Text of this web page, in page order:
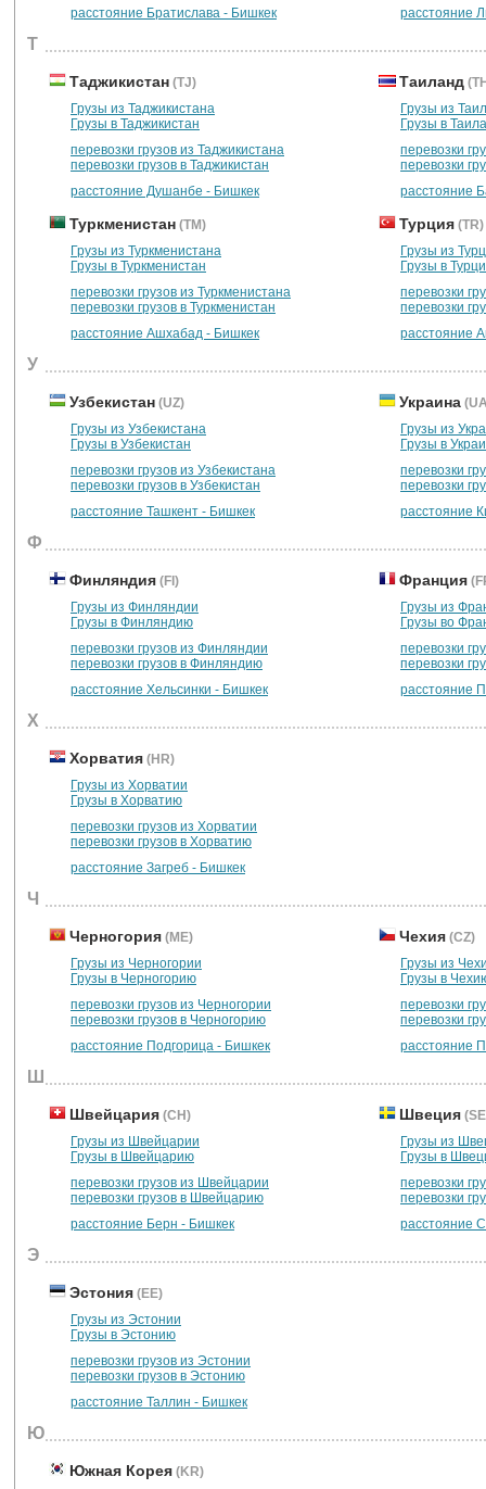
расстояние Братислава - Бишкек
расстояние
Т
Таджикистан (TJ)
Грузы из Таджикистана
Грузы в Таджикистан
перевозки грузов из Таджикистана
перевозки грузов в Таджикистан
расстояние Душанбе - Бишкек
Таиланд
Грузы из
Грузы в
перевозки
перевозки
расстояние
Туркменистан (TM)
Грузы из Туркменистана
Грузы в Туркменистан
перевозки грузов из Туркменистана
перевозки грузов в Туркменистан
расстояние Ашхабад - Бишкек
Турция (TR)
Грузы из
Грузы в
перевозки
перевозки
расстояние
У
Узбекистан (UZ)
Грузы из Узбекистана
Грузы в Узбекистан
перевозки грузов из Узбекистана
перевозки грузов в Узбекистан
расстояние Ташкент - Бишкек
Украина
Грузы из
Грузы в
перевозки
перевозки
расстояние
Ф
Финляндия (FI)
Грузы из Финляндии
Грузы в Финляндию
перевозки грузов из Финляндии
перевозки грузов в Финляндию
расстояние Хельсинки - Бишкек
Франция
Грузы из
Грузы во
перевозки
перевозки
расстояние
Х
Хорватия (HR)
Грузы из Хорватии
Грузы в Хорватию
перевозки грузов из Хорватии
перевозки грузов в Хорватию
расстояние Загреб - Бишкек
Ч
Черногория (ME)
Грузы из Черногории
Грузы в Черногорию
перевозки грузов из Черногории
перевозки грузов в Черногорию
расстояние Подгорица - Бишкек
Чехия (CZ)
Грузы из
Грузы в
перевозки
перевозки
расстояние
Ш
Швейцария (CH)
Грузы из Швейцарии
Грузы в Швейцарию
перевозки грузов из Швейцарии
перевозки грузов в Швейцарию
расстояние Берн - Бишкек
Швеция
Грузы из
Грузы в
перевозки
перевозки
расстояние
Э
Эстония (EE)
Грузы из Эстонии
Грузы в Эстонию
перевозки грузов из Эстонии
перевозки грузов в Эстонию
расстояние Таллин - Бишкек
Ю
Южная Корея (KR)